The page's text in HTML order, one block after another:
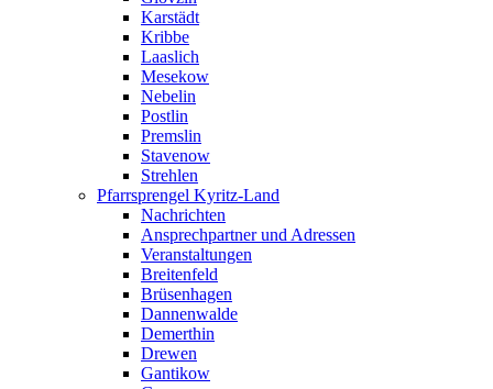
Karstädt
Kribbe
Laaslich
Mesekow
Nebelin
Postlin
Premslin
Stavenow
Strehlen
Pfarrsprengel Kyritz-Land
Nachrichten
Ansprechpartner und Adressen
Veranstaltungen
Breitenfeld
Brüsenhagen
Dannenwalde
Demerthin
Drewen
Gantikow